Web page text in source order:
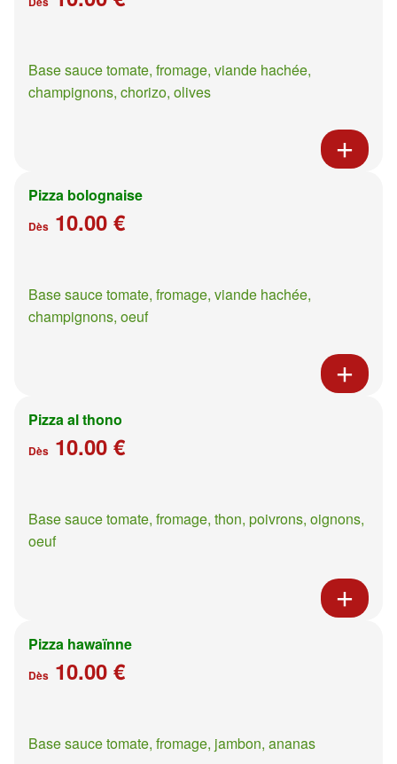
Base sauce tomate, fromage, viande hachée,
champignons, chorizo, olives
Pizza bolognaise
Dès 10.00 €
Base sauce tomate, fromage, viande hachée,
champignons, oeuf
Pizza al thono
Dès 10.00 €
Base sauce tomate, fromage, thon, poivrons, oignons,
oeuf
Pizza hawaïnne
Dès 10.00 €
Base sauce tomate, fromage, jambon, ananas